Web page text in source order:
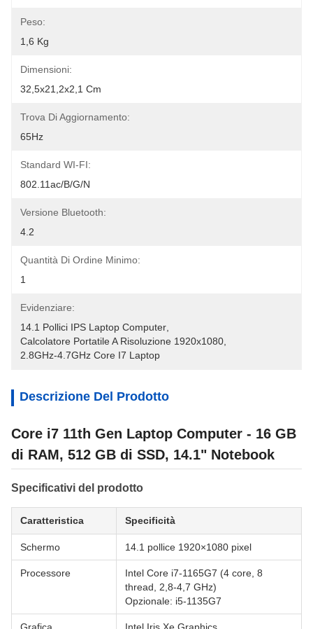
Peso:
1,6 Kg
Dimensioni:
32,5x21,2x2,1 Cm
Trova Di Aggiornamento:
65Hz
Standard WI-FI:
802.11ac/b/g/n
Versione Bluetooth:
4.2
Quantità Di Ordine Minimo:
1
Evidenziare:
14.1 Pollici IPS Laptop Computer
Calcolatore Portatile A Risoluzione 1920x1080
2.8GHz-4.7GHz Core I7 Laptop
Descrizione Del Prodotto
Core i7 11th Gen Laptop Computer - 16 GB
di RAM, 512 GB di SSD, 14.1" Notebook
Specificativi del prodotto
Caratteristica Specificità
Schermo 14.1 pollice 1920×1080 pixel
Processore
Intel Core i7-1165G7 (4 core, 8
thread, 2,8-4,7 GHz)
Opzionale: i5-1135G7